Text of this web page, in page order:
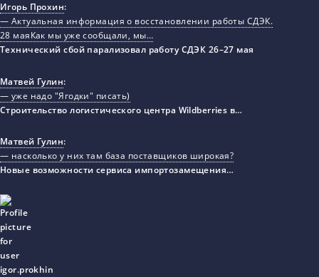
Игорь Прохин:
— Актуальная информация о восстановлении работы СДЭК.
28 маяКак мы уже сообщали, мы…
Технический сбой парализовал работу СДЭК 26–27 мая
Матвей Гулин:
— уже надо "Ягодки" писать)
Строительство логистического центра Wildberries в…
Матвей Гулин:
— насколько у них там база поставщиков широкая?
Новые возможности сервиса импортозамещения…